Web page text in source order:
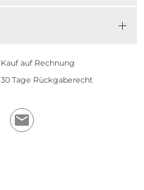
Kauf auf Rechnung
30 Tage Rückgaberecht